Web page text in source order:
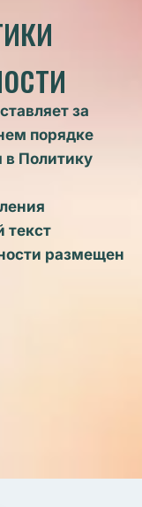
за
порядке
Политику
текст
размещен